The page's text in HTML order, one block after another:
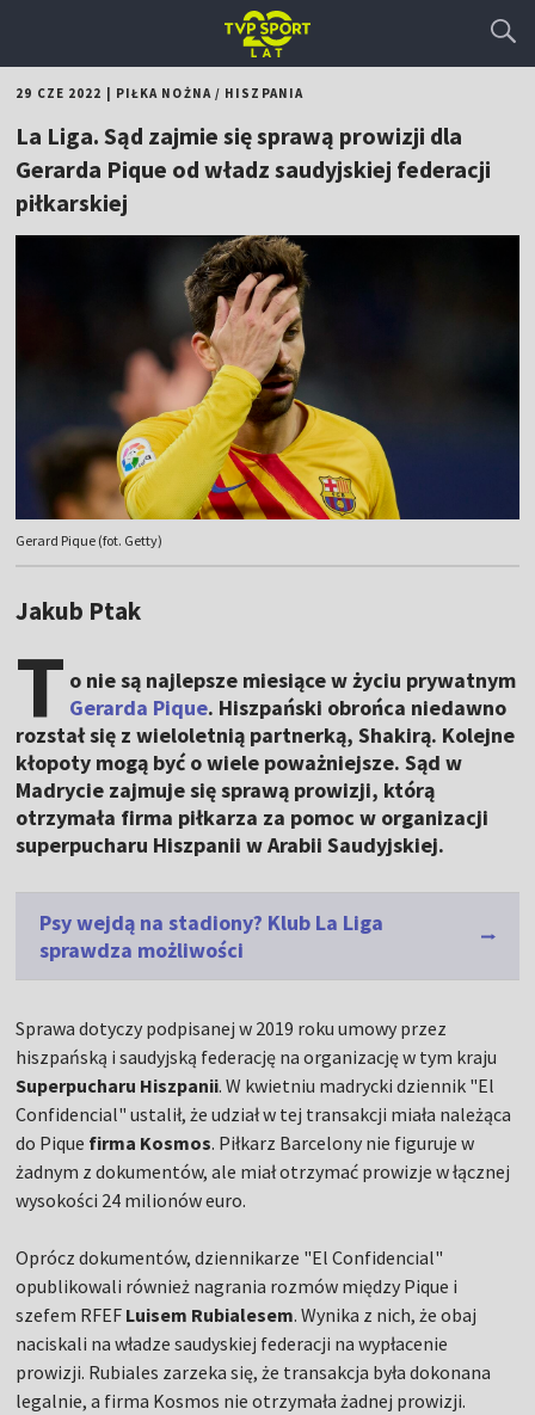
29 CZE 2022 PIŁKA NOŻNA/ HISZPANIA
La Liga. Sąd zajmie się sprawą prowizji dla
Gerarda Pique od władz saudyjskiej federacji
piłkarskiej
Gerard Pique (fot. Getty)
Jakub Ptak
T o nie są najlepsze miesiące w życiu prywatnym
Gerarda Pique. Hiszpański obrońca niedawno
rozstał się z wieloletnią partnerką, Shakirą. Kolejne
kłopoty mogą być o wiele poważniejsze. Sąd w
Madrycie zajmuje się sprawą prowizji, którą
otrzymała firma piłkarza za pomoc w organizacji
superpucharu Hiszpanii w Arabii Saudyjskiej.
Psy wejdą na stadiony? Klub La Liga
sprawdza możliwości
Sprawa dotyczy podpisanej w 2019 roku umowy przez
hiszpańską i saudyjską federację na organizację w tym kraju
Superpucharu Hiszpanii. W kwietniu madrycki dziennik "El
Confidencial" ustalił, że udział w tej transakcji miała należąca
do Pique firma Kosmos. Piłkarz Barcelony nie figuruje w
żadnym z dokumentów, ale miał otrzymać prowizje w łącznej
wysokości 24 milionów euro.
Oprócz dokumentów, dziennikarze "El Confidencial"
opublikowali również nagrania rozmów między Pique i
szefem RFEF Luisem Rubialesem. Wynika z nich, że obaj
naciskali na władze saudyskiej federacji na wypłacenie
prowizji. Rubiales zarzeka się, że transakcja była dokonana
legalnie, a firma Kosmos nie otrzymała żadnej prowizji.